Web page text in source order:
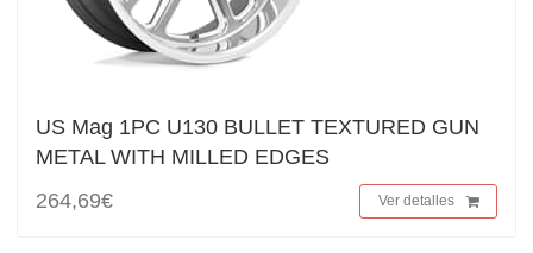
US Mag 1PC U130 BULLET TEXTURED GUN
METAL WITH MILLED EDGES
264,69€
Ver detalles